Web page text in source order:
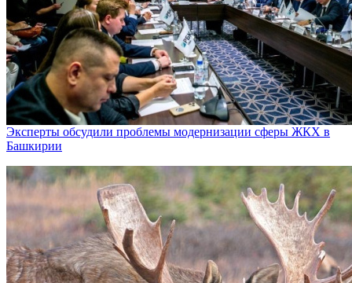
Эксперты обсудили проблемы модернизации сферы ЖКХ в
Башкирии